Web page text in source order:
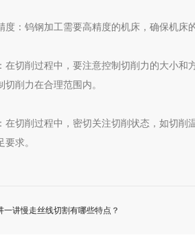
度：钨钢加工需要高精度的机床，确保机
在切削过程中，要注意控制切削力的大小
切削力在合理范围内。
在切削过程中，密切关注切削状态，如切
要求。
一讲慢走丝线切割有哪些特点？